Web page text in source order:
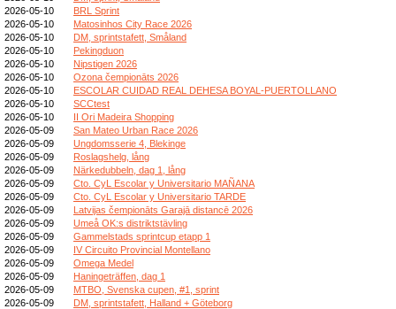
2026-05-10
BRL Sprint
2026-05-10
Matosinhos City Race 2026
2026-05-10
DM, sprintstafett, Småland
2026-05-10
Pekingduon
2026-05-10
Nipstigen 2026
2026-05-10
Ozona čempionāts 2026
2026-05-10
ESCOLAR CUIDAD REAL DEHESA BOYAL-PUERTOLLANO
2026-05-10
SCCtest
2026-05-10
II Ori Madeira Shopping
2026-05-09
San Mateo Urban Race 2026
2026-05-09
Ungdomsserie 4, Blekinge
2026-05-09
Roslagshelg, lång
2026-05-09
Närkedubbeln, dag 1, lång
2026-05-09
Cto. CyL Escolar y Universitario MAÑANA
2026-05-09
Cto. CyL Escolar y Universitario TARDE
2026-05-09
Latvijas čempionāts Garajā distancē 2026
2026-05-09
Umeå OK:s distriktstävling
2026-05-09
Gammelstads sprintcup etapp 1
2026-05-09
IV Circuito Provincial Montellano
2026-05-09
Omega Medel
2026-05-09
Haningeträffen, dag 1
2026-05-09
MTBO, Svenska cupen, #1, sprint
2026-05-09
DM, sprintstafett, Halland + Göteborg